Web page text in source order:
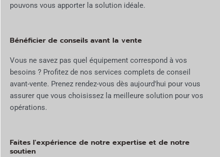
pouvons vous apporter la solution idéale.
Bénéficier de conseils avant la vente
Vous ne savez pas quel équipement correspond à vos
besoins ? Profitez de nos services complets de conseil
avant-vente. Prenez rendez-vous dès aujourd'hui pour vous
assurer que vous choisissez la meilleure solution pour vos
opérations.
Faites l'expérience de notre expertise et de notre
soutien